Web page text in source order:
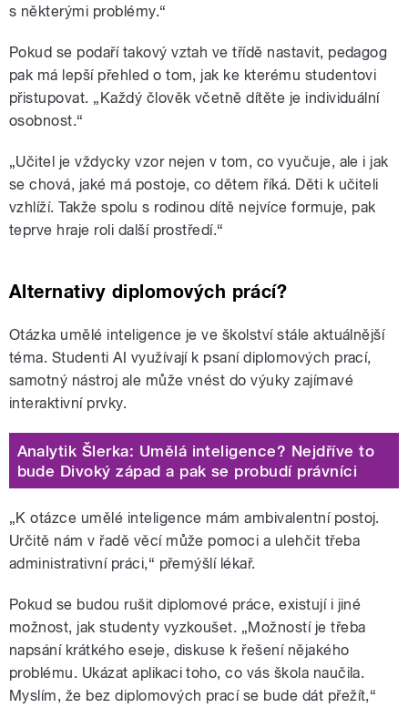
s některými problémy.“
Pokud se podaří takový vztah ve třídě nastavit, pedagog
pak má lepší přehled o tom, jak ke kterému studentovi
přistupovat. „Každý člověk včetně dítěte je individuální
osobnost.“
„Učitel je vždycky vzor nejen v tom, co vyučuje, ale i jak
se chová, jaké má postoje, co dětem říká. Děti k učiteli
vzhlíží. Takže spolu s rodinou dítě nejvíce formuje, pak
teprve hraje roli další prostředí.“
Alternativy diplomových prácí?
Otázka umělé inteligence je ve školství stále aktuálnější
téma. Studenti AI využívají k psaní diplomových prací,
samotný nástroj ale může vnést do výuky zajímavé
interaktivní prvky.
Analytik Šlerka: Umělá inteligence? Nejdříve to
bude Divoký západ a pak se probudí právníci
„K otázce umělé inteligence mám ambivalentní postoj.
Určitě nám v řadě věcí může pomoci a ulehčit třeba
administrativní práci,“ přemýšlí lékař.
Pokud se budou rušit diplomové práce, existují i jiné
možnost, jak studenty vyzkoušet. „Možností je třeba
napsání krátkého eseje, diskuse k řešení nějakého
problému. Ukázat aplikaci toho, co vás škola naučila.
Myslím, že bez diplomových prací se bude dát přežít,“